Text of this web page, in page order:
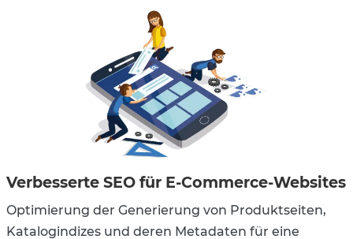
Verbesserte SEO für E-Commerce-Websites
Optimierung der Generierung von Produktseiten,
Katalogindizes und deren Metadaten für eine